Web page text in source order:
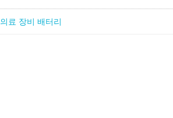
의료 장비 배터리